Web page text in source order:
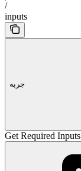
/
inputs
جربه
Get Required Inputs